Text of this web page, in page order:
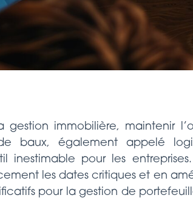
gestion immobilière, maintenir
baux, également appelé
inestimable pour les
les dates critiques et en
pour la gestion de